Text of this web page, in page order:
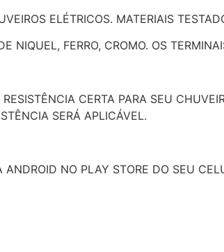
ELÉTRICOS. MATERIAIS
NIQUEL, FERRO, CROMO. OS
CERTA PARA SEU
SERÁ APLICÁVEL.
ANDROID NO PLAY STORE DO SEU